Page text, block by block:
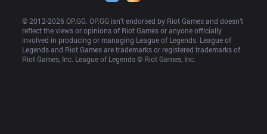
© 2012-2026 OP.GG. OP.GG isn’t endorsed by Riot Games and doesn’t
reflect the views or opinions of Riot Games or anyone officially
involved in producing or managing League of Legends. League of
Legends and Riot Games are trademarks or registered trademarks of
Riot Games, Inc. League of Legends © Riot Games, Inc.